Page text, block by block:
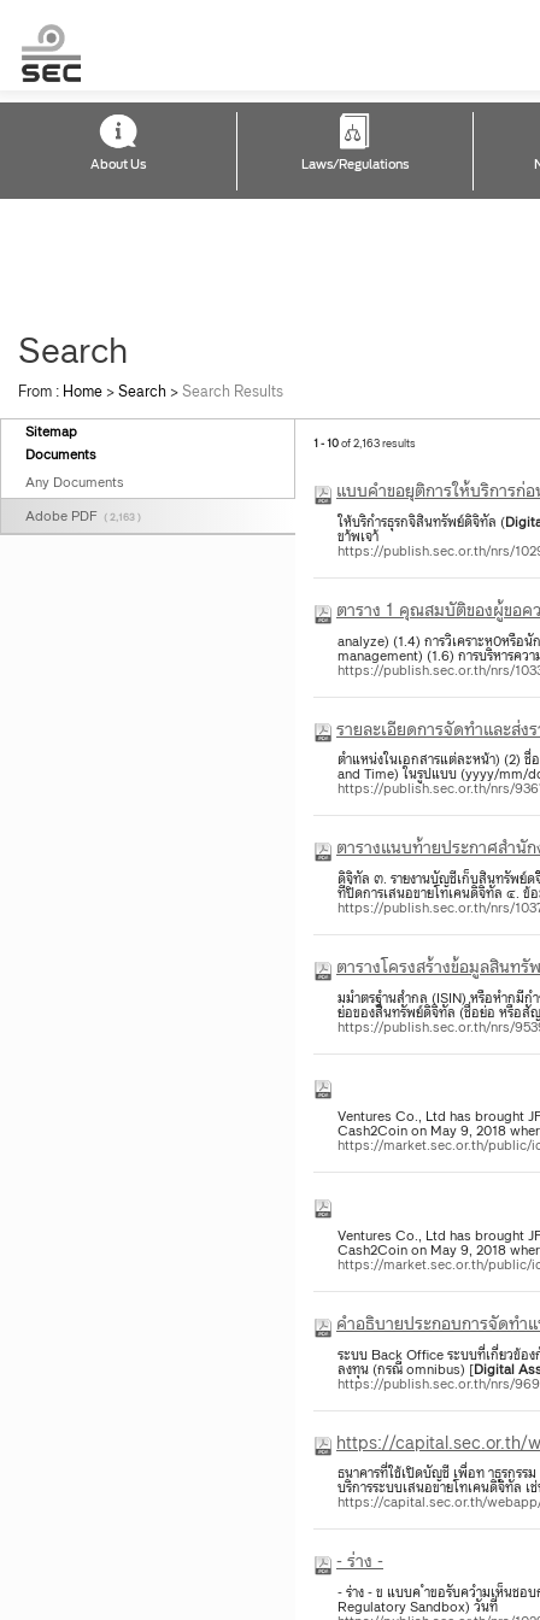
About Us Laws/Regulations
Search
From : Home >Search >Search Results
Sitemap
Documents
Any Documents
Adobe PDF ( 2,163 )
1 - 10of 2,163 results
แบบคำขอยุติการให้บริการ​ก่
ให้บริกำรธุรกจิสินทรัพย์ดิจิทัล (
ขา้พเจา้
https://publish.sec.or.th/nrs/
ตาราง 1 คุณสมบัติของผู้ขอ
analyze) (1.4) การวิเคราะห0หรือ
management) (1.6) การบริหารคว
https://publish.sec.or.th/nrs/
รายละเอียดการจัดทำและส่
ตำแหน่งในเอกสารแต่ละหน้า) (2)
and Time) ในรูปแบบ (yyyy/mm/
https://publish.sec.or.th/nrs/
ตารา​งแนบท้ายประกาศสำนั
ดิจิทัล ๓. รายงานบัญชีเก็บสินทรัพย์ด
ทีป่ิดการเสนอขายโทเคนดิจิทัล ๔.
https://publish.sec.or.th/nrs/
ตารางโครงสร้างข้อมูลสินท
มมำตรฐำนสำกล (ISIN) หรือหำกมี
ย่อของสินทรัพย์ดิจิทัล (ช่ือย่อ หรือ
https://publish.sec.or.th/nrs/
Ventures Co., Ltd has brought
Cash2Coin on May 9, 2018
https://market.sec.or.th/public/
Ventures Co., Ltd has brought
Cash2Coin on May 9, 2018
https://market.sec.or.th/public/
คำอธิบายประกอบการจัดทำ
ระบบ Back Office ระบบที่เกี่ยวข้อ
ลงทุน (กรณี omnibus) [Digital
https://publish.sec.or.th/nrs/
https://capital.sec.or.th/
ธนาคารที่ใช้เปิดบัญชี เพ่ือท าธุรกร
บริการระบบเสนอขายโทเคนดิจิทัล เ
https://capital.sec.or.th/
- ร่าง -
- ร่าง - ข แบบค ำขอรับควำมเห็นชอ
Regulatory Sandbox) วันท่ี